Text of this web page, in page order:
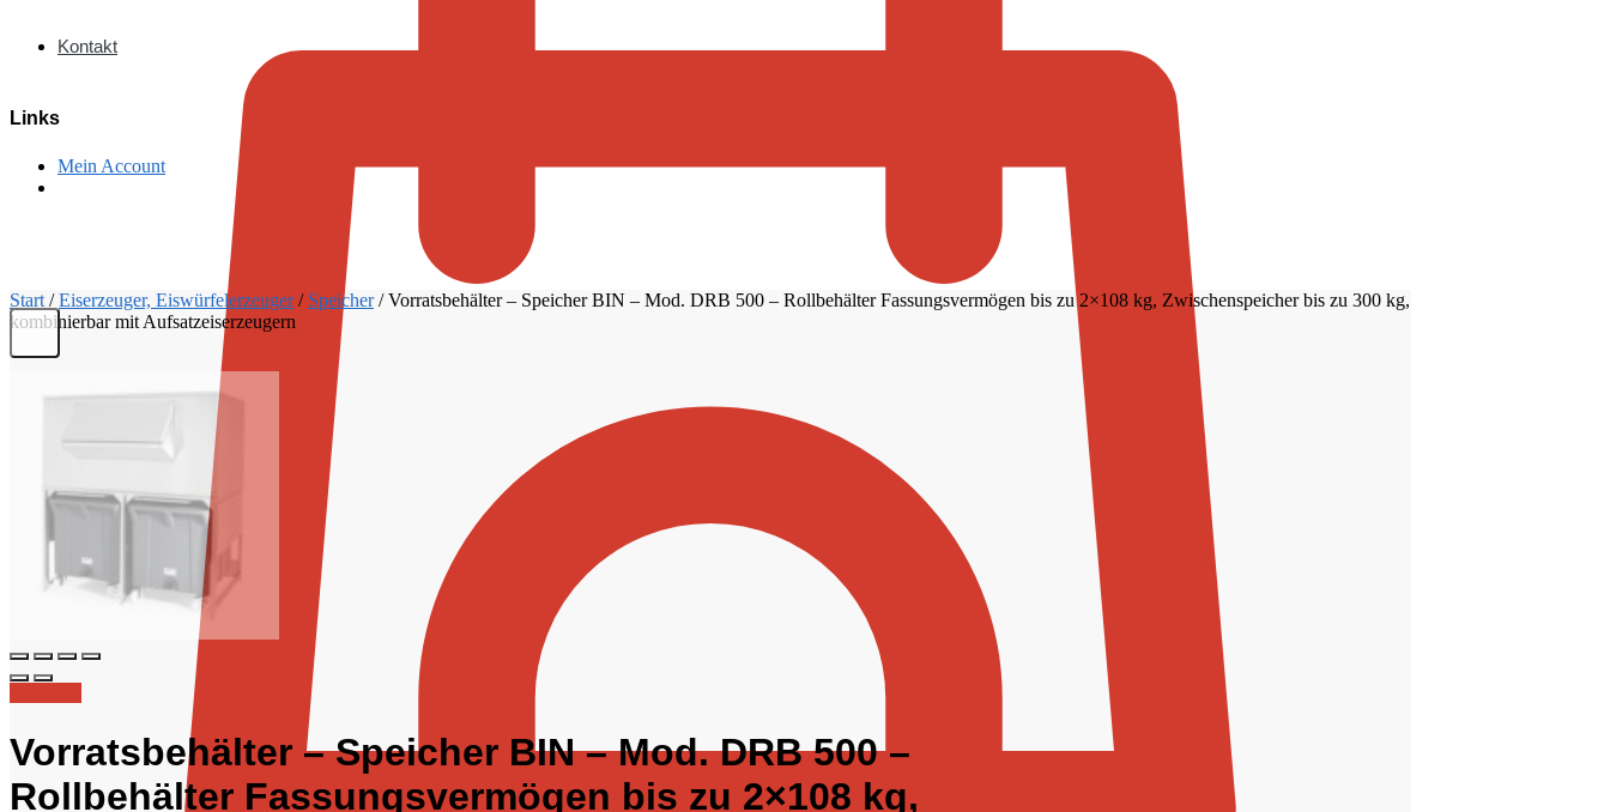
Kontakt
Links
Mein Account
Start /Eiserzeuger, Eiswürfelerzeuger/ Speicher/Vorratsbehälter – Speicher BIN – Mod. DRB 500 – Rollbehälter Fassungsvermögen bis zu 2×108 kg, Zwischenspeicher bis zu 300 kg,
kombinierbar mit Aufsatzeiserzeugern
Vorratsbehälter – Speicher BIN – Mod. DRB 500 –
Rollbehälter Fassungsvermögen bis zu 2×108 kg,